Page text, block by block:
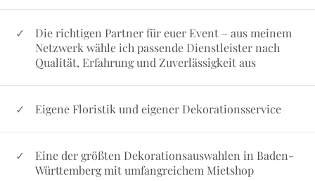
Die richtigen Partner für euer Event – aus meinem
Netzwerk wähle ich passende Dienstleister nach
Qualität, Erfahrung und Zuverlässigkeit aus
Eigene Floristik und eigener Dekorationsservice
Eine der größten Dekorationsauswahlen in Baden-
Württemberg mit umfangreichem Mietshop